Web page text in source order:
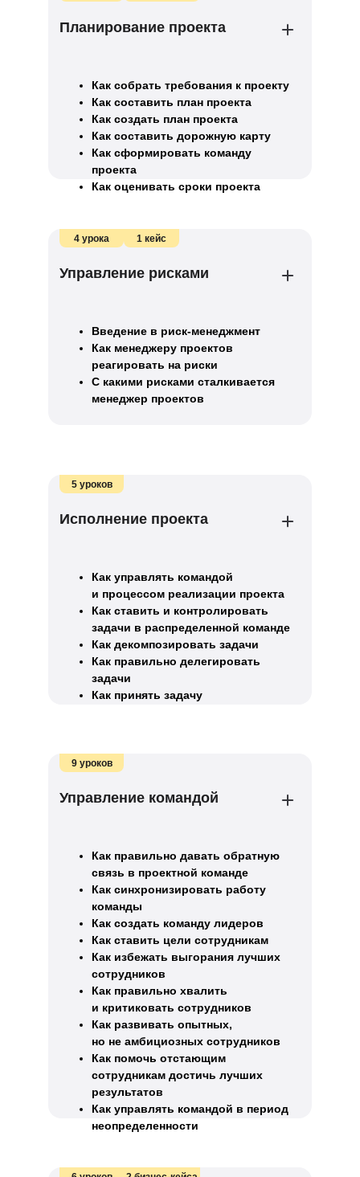
Планирование проекта
Как собрать требования к проекту
Как составить план проекта
Как создать план проекта
Как составить дорожную карту
Как сформировать команду
проекта
Как оценивать сроки проекта
по проекту
отслеживания прогресса проекта
4 урока 1 кейс
Управление рисками
Введение в риск-менеджмент
Как менеджеру проектов
реагировать на риски
С какими рисками сталкивается
менеджер проектов
5 уроков
Исполнение проекта
Как управлять командой
и процессом реализации проекта
Как ставить и контролировать
задачи в распределенной команде
Как декомпозировать задачи
Как правильно делегировать
задачи
Как принять задачу
9 уроков
Управление командой
Как правильно давать обратную
связь в проектной команде
Как синхронизировать работу
команды
Как создать команду лидеров
Как ставить цели сотрудникам
Как избежать выгорания лучших
сотрудников
Как правильно хвалить
и критиковать сотрудников
Как развивать опытных,
но не амбициозных сотрудников
Как помочь отстающим
сотрудникам достичь лучших
результатов
Как управлять командой в период
неопределенности